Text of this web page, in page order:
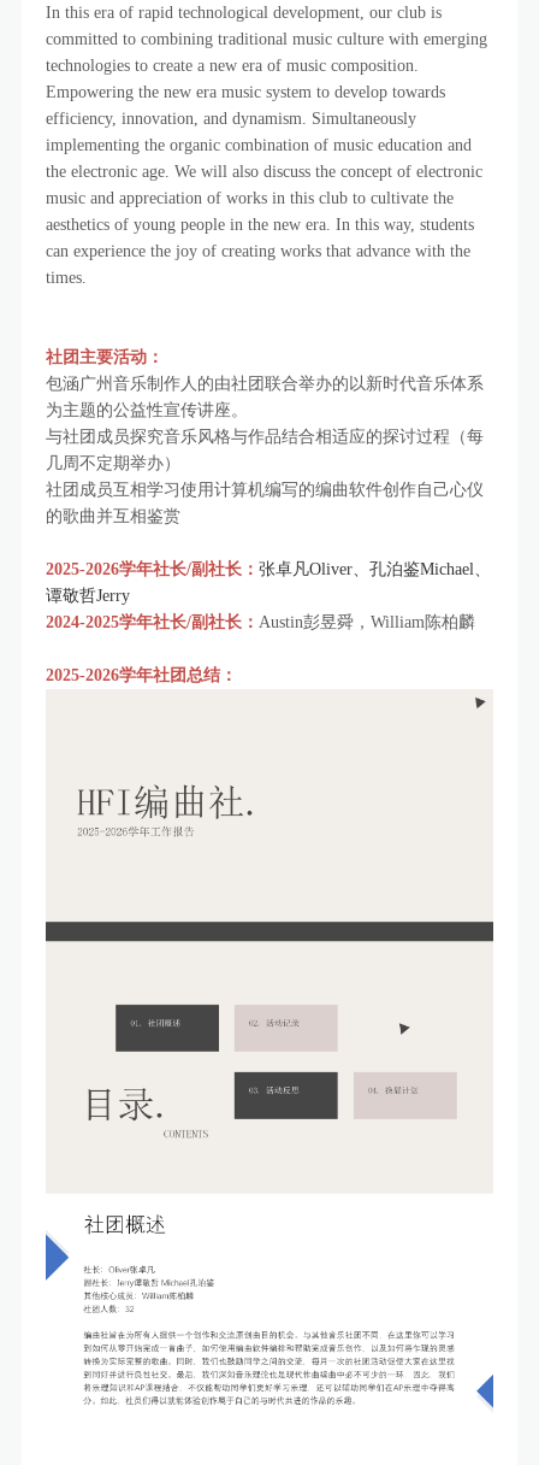
In this era of rapid technological development, our club is
committed to combining traditional music culture with emerging
technologies to create a new era of music composition.
Empowering the new era music system to develop towards
efficiency, innovation, and dynamism. Simultaneously
implementing the organic combination of music education and
the electronic age. We will also discuss the concept of electronic
music and appreciation of works in this club to cultivate the
aesthetics of young people in the new era. In this way, students
can experience the joy of creating works that advance with the
times.
社团主要活动：
包涵广州音乐制作人的由社团联合举办的以新时代音乐体系
为主题的公益性宣传讲座。
与社团成员探究音乐风格与作品结合相适应的探讨过程（每
几周不定期举办）
社团成员互相学习使用计算机编写的编曲软件创作自己心仪
的歌曲并互相鉴赏
2025-2026学年社长/副社长： 张卓凡Oliver、孔泊鉴Michael、
谭敬哲Jerry
2024-2025学年社长/副社长： Austin彭昱舜，William陈柏麟
2025-2026学年社团总结：